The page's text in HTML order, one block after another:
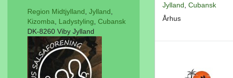
Jylland Cubansk
Århus
Region Midtjylland Jylland
Kizomba
Ladystyling Cubansk
DK-8260 Viby Jylland